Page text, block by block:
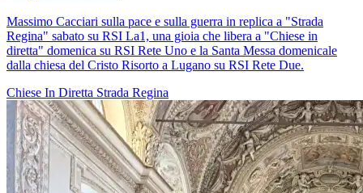
Massimo Cacciari sulla pace e sulla guerra in replica a "Strada
Regina" sabato su RSI La1, una gioia che libera a "Chiese in
diretta" domenica su RSI Rete Uno e la Santa Messa domenicale
dalla chiesa del Cristo Risorto a Lugano su RSI Rete Due.
Chiese In Diretta Strada Regina